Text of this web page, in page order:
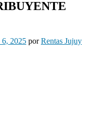
6, 2025 porRentas Jujuy